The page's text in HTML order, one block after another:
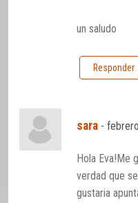
un saludo
Responder
sara -
Hola Eva!Me
verdad que
gustaria